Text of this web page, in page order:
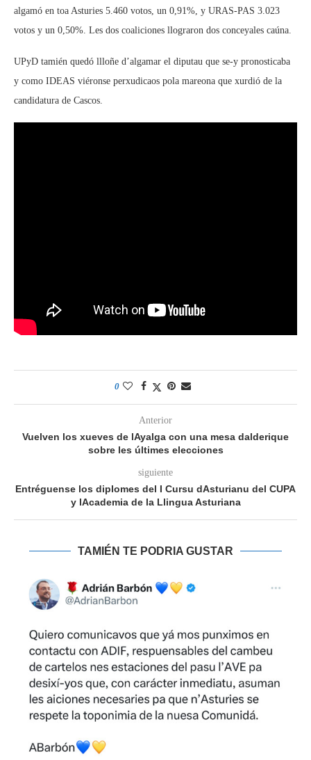
algamó en toa Asturies 5.460 votos, un 0,91%, y URAS-PAS 3.023
votos y un 0,50%. Les dos coaliciones llograron dos conceyales caúna.
UPyD tamién quedó llloñe d’algamar el diputau que se-y pronosticaba
y como IDEAS viéronse perxudicaos pola mareona que xurdió de la
candidatura de Cascos.
0
Anterior
Vuelven los xueves de lAyalga con una mesa dalderique
sobre les últimes elecciones
siguiente
Entréguense los diplomes del I Cursu dAsturianu del CUPA
y lAcademia de la Llingua Asturiana
TAMIÉN TE PODRIA GUSTAR